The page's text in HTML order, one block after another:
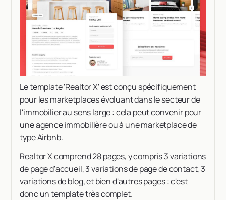
Le template 'Realtor X' est conçu spécifiquement
pour les marketplaces évoluant dans le secteur de
l'immobilier au sens large : cela peut convenir pour
une agence immobilière ou à une marketplace de
type Airbnb.
Realtor X comprend 28 pages, y compris 3 variations
de page d'accueil, 3 variations de page de contact, 3
variations de blog, et bien d'autres pages : c'est
donc un template très complet.